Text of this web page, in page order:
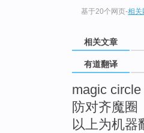
基于20个网页-相关
相关文章
有道翻译
magic
防对齐魔圈
以上为机器